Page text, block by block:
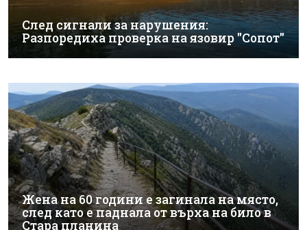
След сигнали за нарушения:
Разпоредиха проверка на язовир "Сопот"
Жена на 60 години е загинала на място,
след като е паднала от върха на било в
Стара планина